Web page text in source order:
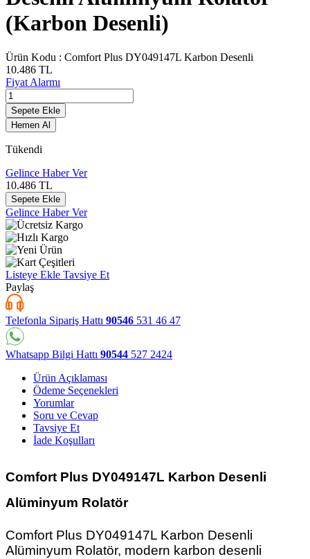
(Karbon Desenli)
Ürün Kodu : Comfort Plus DY049147L Karbon Desenli
10.486 TL
Fiyat Alarmı
Sepete Ekle
Hemen Al
Tükendi
Gelince Haber Ver
10.486 TL
Sepete Ekle
Gelince Haber Ver
Listeye Ekle Tavsiye Et
Paylaş
Telefonla Sipariş Hattı 90546 531 46 47
Whatsapp Bilgi Hattı 90544 527 2424
Ürün Açıklaması
Ödeme Seçenekleri
Yorumlar
Soru ve Cevap
Tavsiye Et
İade Koşulları
Comfort Plus DY049147L Karbon Desenli
Alüminyum Rolatör
Comfort Plus DY049147L Karbon Desenli
Alüminyum Rolatör, modern karbon desenli